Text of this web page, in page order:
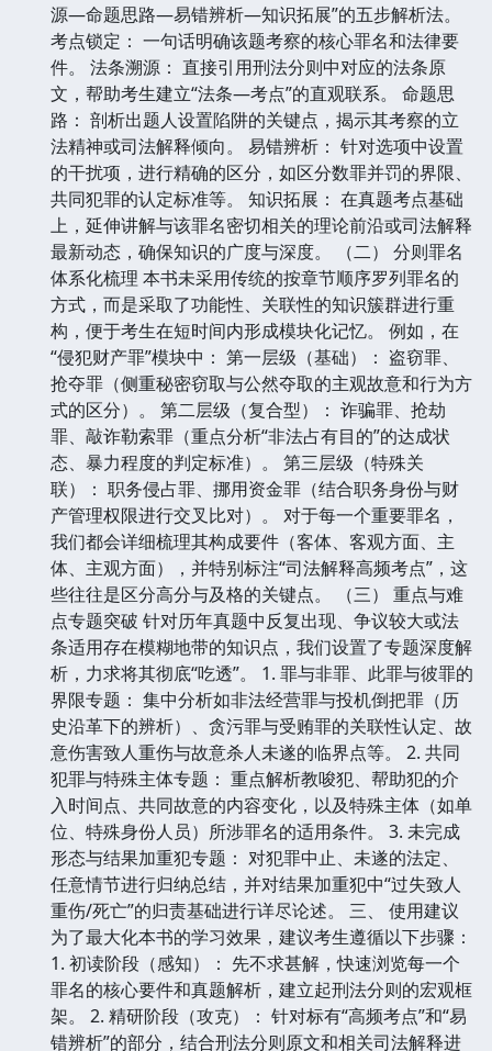
源—命题思路—易错辨析—知识拓展”的五步解析法。
考点锁定： 一句话明确该题考察的核心罪名和法律要
件。 法条溯源： 直接引用刑法分则中对应的法条原
文，帮助考生建立“法条—考点”的直观联系。 命题思
路： 剖析出题人设置陷阱的关键点，揭示其考察的立
法精神或司法解释倾向。 易错辨析： 针对选项中设置
的干扰项，进行精确的区分，如区分数罪并罚的界限、
共同犯罪的认定标准等。 知识拓展： 在真题考点基础
上，延伸讲解与该罪名密切相关的理论前沿或司法解释
最新动态，确保知识的广度与深度。 （二） 分则罪名
体系化梳理 本书未采用传统的按章节顺序罗列罪名的
方式，而是采取了功能性、关联性的知识簇群进行重
构，便于考生在短时间内形成模块化记忆。 例如，在
“侵犯财产罪”模块中： 第一层级（基础）： 盗窃罪、
抢夺罪（侧重秘密窃取与公然夺取的主观故意和行为方
式的区分）。 第二层级（复合型）： 诈骗罪、抢劫
罪、敲诈勒索罪（重点分析“非法占有目的”的达成状
态、暴力程度的判定标准）。 第三层级（特殊关
联）： 职务侵占罪、挪用资金罪（结合职务身份与财
产管理权限进行交叉比对）。 对于每一个重要罪名，
我们都会详细梳理其构成要件（客体、客观方面、主
体、主观方面），并特别标注“司法解释高频考点”，这
些往往是区分高分与及格的关键点。 （三） 重点与难
点专题突破 针对历年真题中反复出现、争议较大或法
条适用存在模糊地带的知识点，我们设置了专题深度解
析，力求将其彻底“吃透”。 1. 罪与非罪、此罪与彼罪的
界限专题： 集中分析如非法经营罪与投机倒把罪（历
史沿革下的辨析）、贪污罪与受贿罪的关联性认定、故
意伤害致人重伤与故意杀人未遂的临界点等。 2. 共同
犯罪与特殊主体专题： 重点解析教唆犯、帮助犯的介
入时间点、共同故意的内容变化，以及特殊主体（如单
位、特殊身份人员）所涉罪名的适用条件。 3. 未完成
形态与结果加重犯专题： 对犯罪中止、未遂的法定、
任意情节进行归纳总结，并对结果加重犯中“过失致人
重伤/死亡”的归责基础进行详尽论述。 三、 使用建议
为了最大化本书的学习效果，建议考生遵循以下步骤：
1. 初读阶段（感知）： 先不求甚解，快速浏览每一个
罪名的核心要件和真题解析，建立起刑法分则的宏观框
架。 2. 精研阶段（攻克）： 针对标有“高频考点”和“易
错辨析”的部分，结合刑法分则原文和相关司法解释进